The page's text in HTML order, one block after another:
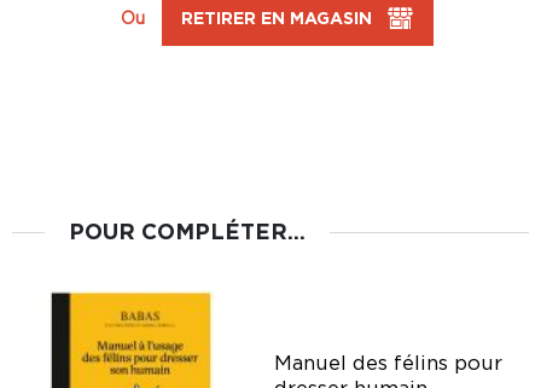
Ou RETIRER EN MAGASIN
POUR COMPLÉTER...
Manuel des félins pour